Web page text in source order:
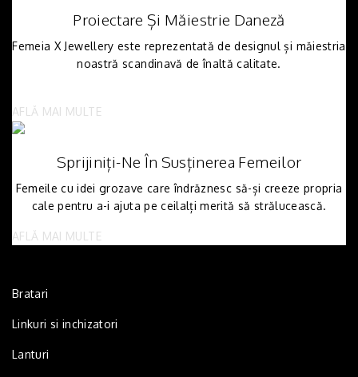
Proiectare Și Măiestrie Daneză
Femeia X Jewellery este reprezentată de designul și măiestria
noastră scandinavă de înaltă calitate.
AFLĂ MAI MULTE
Sprijiniți-Ne În Susținerea Femeilor
Femeile cu idei grozave care îndrăznesc să-și creeze propria
cale pentru a-i ajuta pe ceilalți merită să strălucească.
AFLĂ MAI MULTE
Bratari
Linkuri si inchizatori
Lanturi